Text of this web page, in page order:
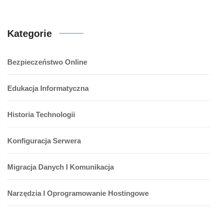
Kategorie
Bezpieczeństwo Online
Edukacja Informatyczna
Historia Technologii
Konfiguracja Serwera
Migracja Danych I Komunikacja
Narzędzia I Oprogramowanie Hostingowe